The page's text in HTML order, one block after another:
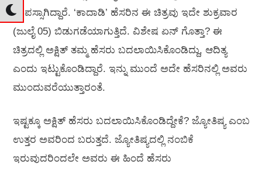
ವಾಪಸ್ಸಾಗಿದ್ದಾರೆ. ‘ಕಾದಾಡಿ’ ಹೆಸರಿನ ಈ ಚಿತ್ರವು ಇದೇ ಶುಕ್ರವಾರ
(ಜುಲೈ 05) ಬಿಡುಗಡೆಯಾಗುತ್ತಿದೆ. ವಿಶೇಷ ಏನ್‍ ಗೊತ್ತಾ? ಈ
ಚಿತ್ರದಲ್ಲಿ ಅಕ್ಷಿತ್‍ ತಮ್ಮ ಹೆಸರು ಬದಲಾಯಿಸಿಕೊಂಡಿದ್ದು, ಆದಿತ್ಯ
ಎಂದು ಇಟ್ಟುಕೊಂಡಿದ್ದಾರೆ. ಇನ್ನು ಮುಂದೆ ಅದೇ ಹೆಸರಿನಲ್ಲಿ ಅವರು
ಮುಂದುವರೆಯುತ್ತಾರಂತೆ.
ಇಷ್ಟಕ್ಕೂ ಅಕ್ಷಿತ್‍ ಹೆಸರು ಬದಲಾಯಿಸಿಕೊಂಡಿದ್ದೇಕೆ? ಜ್ಯೋತಿಷ್ಯ ಎಂಬ
ಉತ್ತರ ಅವರಿಂದ ಬರುತ್ತದೆ. ಜ್ಯೋತಿಷ್ಯದಲ್ಲಿ ನಂಬಿಕೆ
ಇರುವುದರಿಂದಲೇ ಅವರು ಈ ಹಿಂದೆ ಹೆಸರು